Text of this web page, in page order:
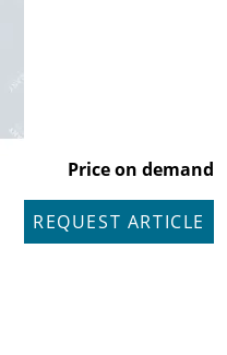
Price on demand
REQUEST ARTICLE